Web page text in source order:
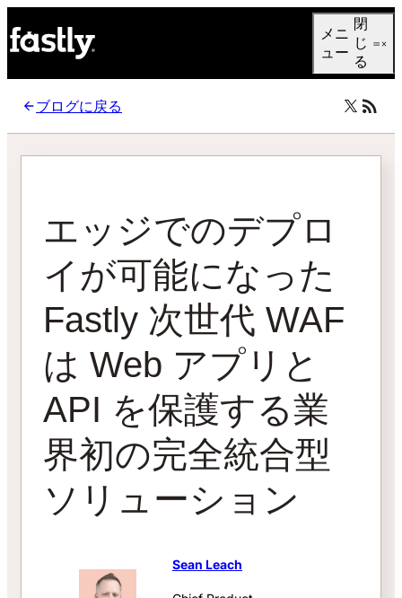
メニ
ュー
閉
じ
る
ブログに戻る
エッジでのデプロ
イが可能になった
Fastly 次世代 WAF
は Web アプリと
API を保護する業
界初の完全統合型
ソリューション
Sean Leach